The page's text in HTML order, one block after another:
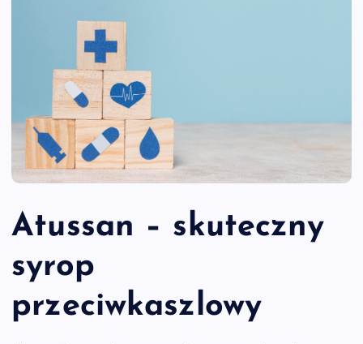
Atussan – skuteczny
syrop
przeciwkaszlowy